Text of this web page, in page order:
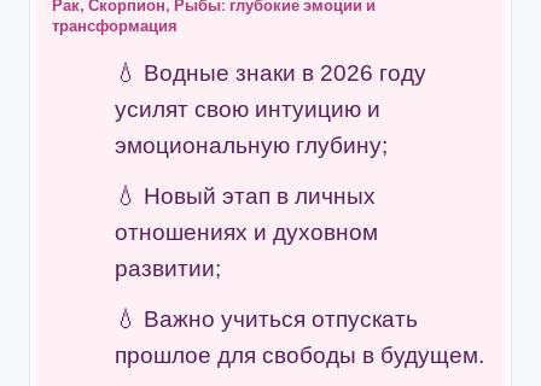
Рак, Скорпион, Рыбы: глубокие эмоции и
трансформация
Водные знаки в 2026 году
усилят свою интуицию и
эмоциональную глубину;
Новый этап в личных
отношениях и духовном
развитии;
Важно учиться отпускать
прошлое для свободы в будущем.